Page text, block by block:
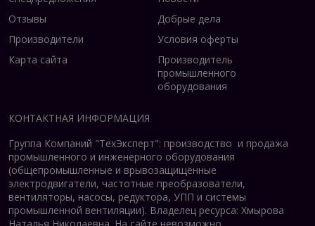
Отзывы
Добрые дела
Производители
Условия оферты
Карта сайта
Производитель
промышленного
оборудования
КОНТАКТНАЯ ИНФОРМАЦИЯ
Группа Компаний "ТехЭксперт": производство и продажа
промышленного и инженерного оборудования
(общепромышленные и врывозащищённые
электродвигатели, частотные преобразователи,
вентиляторы, насосы, редуктора, УПП и системы
промышленной вентиляции). Владелец ресурса: Хмырова